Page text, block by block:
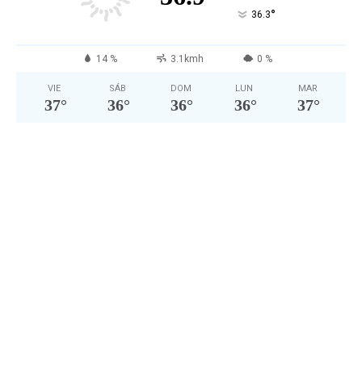
36.3°
14 % 3.1kmh 0 %
VIE
37°
SÁB
36°
DOM
36°
LUN
36°
MAR
37°